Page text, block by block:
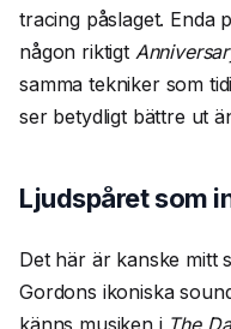
tracing påslaget. Enda
någon riktigt
samma tekniker som
ser betydligt bättre ut
Ljudspåret som
Det här är kanske mitt
Gordons ikoniska
känns musiken i The